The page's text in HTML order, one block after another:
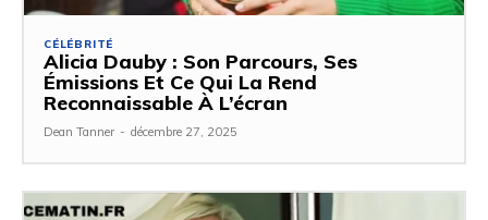
CÉLÉBRITÉ
Alicia Dauby : Son Parcours, Ses
Émissions Et Ce Qui La Rend
Reconnaissable À L’écran
Dean Tanner - décembre 27, 2025